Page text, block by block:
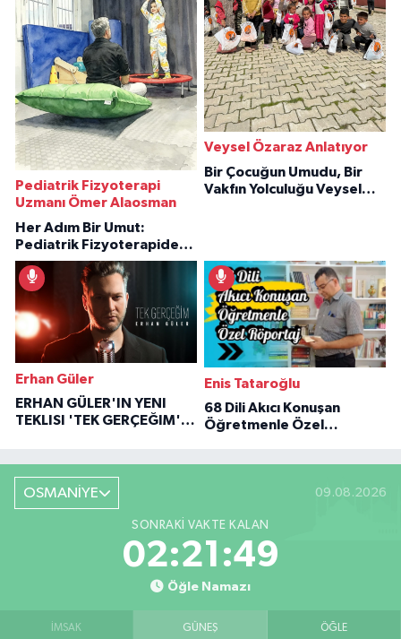
Pediatrik Fizyoterapi
Uzmanı Ömer Alaosman
Her Adım Bir Umut:
Pediatrik Fizyoterapiden
İlham Veren Hikâyeler
Veysel Özaraz Anlatıyor
Bir Çocuğun Umudu, Bir
Vakfın Yolculuğu Veysel
Erhan Güler
ERHAN GÜLER'IN YENI
TEKLISI 'TEK GERÇEĞIM'LE
Enis Tataroğlu
68 Dili Akıcı Konuşan
Öğretmenle Özel
OSMANİYE 09.08.2026
SONRAKI VAKTE KALAN
02:21:48
Öğle Namazı
İMSAK GÜNEŞ ÖĞLE